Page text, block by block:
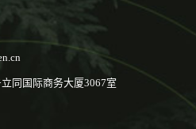
同国际商务大厦3067室